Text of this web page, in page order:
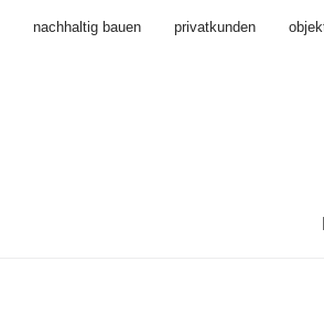
nachhaltig bauen privatkunden